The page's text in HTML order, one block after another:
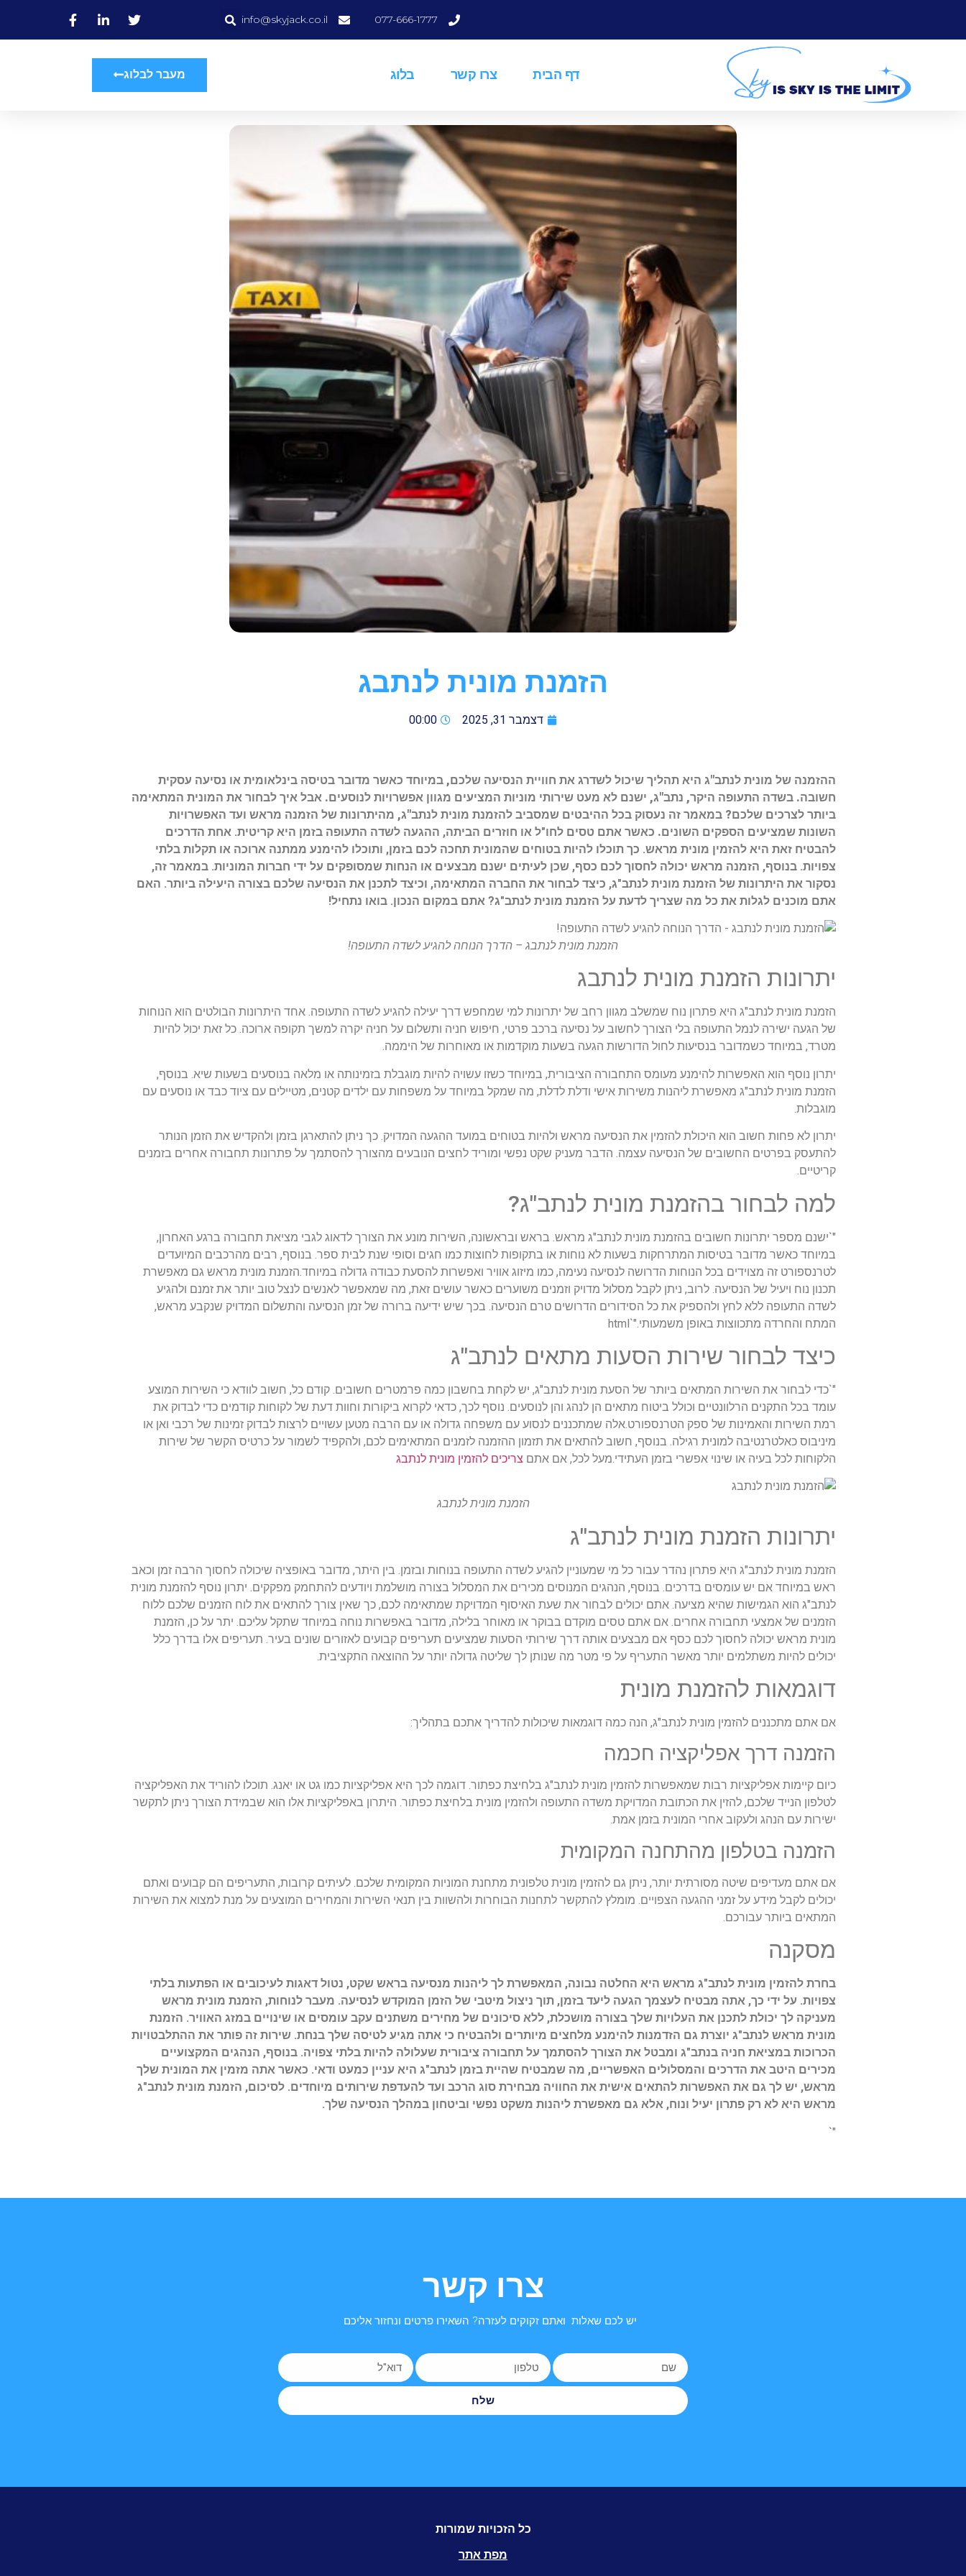
077-666-1777
info@skyjack.co.il
דף הבית צרו קשר בלוג מעבר לבלוג
הזמנת מונית לנתבג
דצמבר 31, 2025 00:00
ההזמנה של מונית לנתב"ג היא תהליך שיכול לשדרג את חוויית הנסיעה שלכם, במיוחד כאשר מדובר בטיסה בינלאומית או נסיעה עסקית
חשובה. בשדה התעופה היקר, נתב"ג, ישנם לא מעט שירותי מוניות המציעים מגוון אפשרויות לנוסעים. אבל איך לבחור את המונית המתאימה
ביותר לצרכים שלכם? במאמר זה נעסוק בכל ההיבטים שמסביב להזמנת מונית לנתב"ג, מהיתרונות של הזמנה מראש ועד האפשרויות
השונות שמציעים הספקים השונים. כאשר אתם טסים לחו"ל או חוזרים הביתה, ההגעה לשדה התעופה בזמן היא קריטית. אחת הדרכים
להבטיח זאת היא להזמין מונית מראש. כך תוכלו להיות בטוחים שהמונית תחכה לכם בזמן, ותוכלו להימנע ממתנה ארוכה או תקלות בלתי
צפויות. בנוסף, הזמנה מראש יכולה לחסוך לכם כסף, שכן לעיתים ישנם מבצעים או הנחות שמסופקים על ידי חברות המוניות. במאמר זה,
נסקור את היתרונות של הזמנת מונית לנתב"ג, כיצד לבחור את החברה המתאימה, וכיצד לתכנן את הנסיעה שלכם בצורה היעילה ביותר. האם
אתם מוכנים לגלות את כל מה שצריך לדעת על הזמנת מונית לנתב"ג? אתם במקום הנכון. בואו נתחיל!
הזמנת מונית לנתבג – הדרך הנוחה להגיע לשדה התעופה!
יתרונות הזמנת מונית לנתבג
הזמנת מונית לנתב"ג היא פתרון נוח שמשלב מגוון רחב של יתרונות למי שמחפש דרך יעילה להגיע לשדה התעופה. אחד היתרונות הבולטים הוא הנוחות
של הגעה ישירה לנמל התעופה בלי הצורך לחשוב על נסיעה ברכב פרטי, חיפוש חניה ותשלום על חניה יקרה למשך תקופה ארוכה. כל זאת יכול להיות
מטרד, במיוחד כשמדובר בנסיעות לחול הדורשות הגעה בשעות מוקדמות או מאוחרות של היממה.
יתרון נוסף הוא האפשרות להימנע מעומס התחבורה הציבורית, במיוחד כשזו עשויה להיות מוגבלת בזמינותה או מלאה בנוסעים בשעות שיא. בנוסף,
הזמנת מונית לנתב"ג מאפשרת ליהנות משירות אישי ודלת לדלת, מה שמקל במיוחד על משפחות עם ילדים קטנים, מטיילים עם ציוד כבד או נוסעים עם
מוגבלות.
יתרון לא פחות חשוב הוא היכולת להזמין את הנסיעה מראש ולהיות בטוחים במועד ההגעה המדויק. כך ניתן להתארגן בזמן ולהקדיש את הזמן הנותר
להתעסק בפרטים החשובים של הנסיעה עצמה. הדבר מעניק שקט נפשי ומוריד לחצים הנובעים מהצורך להסתמך על פתרונות תחבורה אחרים בזמנים
קריטיים.
למה לבחור בהזמנת מונית לנתב"ג?
"`ישנם מספר יתרונות חשובים בהזמנת מונית לנתב"ג מראש. בראש ובראשונה, השירות מונע את הצורך לדאוג לגבי מציאת תחבורה ברגע האחרון,
במיוחד כאשר מדובר בטיסות המתרחקות בשעות לא נוחות או בתקופות לחוצות כמו חגים וסופי שנת לבית ספר. בנוסף, רבים מהרכבים המיועדים
לטרנספורט זה מצוידים בכל הנוחות הדרושה לנסיעה נעימה, כמו מיזוג אוויר ואפשרות להסעת כבודה גדולה במיוחד.הזמנת מונית מראש גם מאפשרת
תכנון נוח ויעיל של הנסיעה. לרוב, ניתן לקבל מסלול מדויק וזמנים משוערים כאשר עושים זאת, מה שמאפשר לאנשים לנצל טוב יותר את זמנם ולהגיע
לשדה התעופה ללא לחץ ולהספיק את כל הסידורים הדרושים טרם הנסיעה. בכך שיש ידיעה ברורה של זמן הנסיעה והתשלום המדויק שנקבע מראש,
המתח והחרדה מתכווצות באופן משמעותי."`html
כיצד לבחור שירות הסעות מתאים לנתב"ג
"`כדי לבחור את השירות המתאים ביותר של הסעת מונית לנתב"ג, יש לקחת בחשבון כמה פרמטרים חשובים. קודם כל, חשוב לוודא כי השירות המוצע
עומד בכל התקנים הרלוונטיים וכולל ביטוח מתאים הן לנהג והן לנוסעים. נוסף לכך, כדאי לקרוא ביקורות וחוות דעת של לקוחות קודמים כדי לבדוק את
רמת השירות והאמינות של ספק הטרנספורט.אלה שמתכננים לנסוע עם משפחה גדולה או עם הרבה מטען עשויים לרצות לבדוק זמינות של רכבי ואן או
מיניבוס כאלטרנטיבה למונית רגילה. בנוסף, חשוב להתאים את תזמון ההזמנה לזמנים המתאימים לכם, ולהקפיד לשמור על כרטיס הקשר של שירות
הלקוחות לכל בעיה או שינוי אפשרי בזמן העתידי.מעל לכל, אם אתם צריכים להזמין מונית לנתבג
הזמנת מונית לנתבג
יתרונות הזמנת מונית לנתב"ג
הזמנת מונית לנתב"ג היא פתרון נהדר עבור כל מי שמעוניין להגיע לשדה התעופה בנוחות ובזמן. בין היתר, מדובר באופציה שיכולה לחסוך הרבה זמן וכאב
ראש במיוחד אם יש עומסים בדרכים. בנוסף, הנהגים המנוסים מכירים את המסלול בצורה מושלמת ויודעים להתחמק מפקקים. יתרון נוסף להזמנת מונית
לנתב"ג הוא הגמישות שהיא מציעה. אתם יכולים לבחור את שעת האיסוף המדויקת שמתאימה לכם, כך שאין צורך להתאים את לוח הזמנים שלכם ללוח
הזמנים של אמצעי תחבורה אחרים. אם אתם טסים מוקדם בבוקר או מאוחר בלילה, מדובר באפשרות נוחה במיוחד שתקל עליכם. יתר על כן, הזמנת
מונית מראש יכולה לחסוך לכם כסף אם מבצעים אותה דרך שירותי הסעות שמציעים תעריפים קבועים לאזורים שונים בעיר. תעריפים אלו בדרך כלל
יכולים להיות משתלמים יותר מאשר התעריף על פי מטר מה שנותן לך שליטה גדולה יותר על ההוצאה התקציבית.
דוגמאות להזמנת מונית
אם אתם מתכננים להזמין מונית לנתב"ג, הנה כמה דוגמאות שיכולות להדריך אתכם בתהליך:
הזמנה דרך אפליקציה חכמה
כיום קיימות אפליקציות רבות שמאפשרות להזמין מונית לנתב"ג בלחיצת כפתור. דוגמה לכך היא אפליקציות כמו גט או יאנג. תוכלו להוריד את האפליקציה
לטלפון הנייד שלכם, להזין את הכתובת המדויקת משדה התעופה ולהזמין מונית בלחיצת כפתור. היתרון באפליקציות אלו הוא שבמידת הצורך ניתן לתקשר
ישירות עם הנהג ולעקוב אחרי המונית בזמן אמת.
הזמנה בטלפון מהתחנה המקומית
אם אתם מעדיפים שיטה מסורתית יותר, ניתן גם להזמין מונית טלפונית מתחנת המוניות המקומית שלכם. לעיתים קרובות, התעריפים הם קבועים ואתם
יכולים לקבל מידע על זמני ההגעה הצפויים. מומלץ להתקשר לתחנות הבוחרות ולהשוות בין תנאי השירות והמחירים המוצעים על מנת למצוא את השירות
המתאים ביותר עבורכם.
מסקנה
בחרת להזמין מונית לנתב"ג מראש היא החלטה נבונה, המאפשרת לך ליהנות מנסיעה בראש שקט, נטול דאגות לעיכובים או הפתעות בלתי
צפויות. על ידי כך, אתה מבטיח לעצמך הגעה ליעד בזמן, תוך ניצול מיטבי של הזמן המוקדש לנסיעה. מעבר לנוחות, הזמנת מונית מראש
מעניקה לך יכולת לתכנן את העלויות שלך בצורה מושכלת, ללא סיכונים של מחירים משתנים עקב עומסים או שינויים במזג האוויר. הזמנת
מונית מראש לנתב"ג יוצרת גם הזדמנות להימנע מלחצים מיותרים ולהבטיח כי אתה מגיע לטיסה שלך בנחת. שירות זה פותר את ההתלבטויות
הכרוכות במציאת חניה בנתב"ג ומבטל את הצורך להסתמך על תחבורה ציבורית שעלולה להיות בלתי צפויה. בנוסף, הנהגים המקצועיים
מכירים היטב את הדרכים והמסלולים האפשריים, מה שמבטיח שהיית בזמן לנתב"ג היא עניין כמעט ודאי. כאשר אתה מזמין את המונית שלך
מראש, יש לך גם את האפשרות להתאים אישית את החוויה מבחירת סוג הרכב ועד להעדפת שירותים מיוחדים. לסיכום, הזמנת מונית לנתב"ג
מראש היא לא רק פתרון יעיל ונוח, אלא גם מאפשרת ליהנות משקט נפשי וביטחון במהלך הנסיעה שלך.
"`
צרו קשר
יש לכם שאלות ואתם זקוקים לעזרה? השאירו פרטים ונחזור אליכם
שלח
כל הזכויות שמורות
מפת אתר